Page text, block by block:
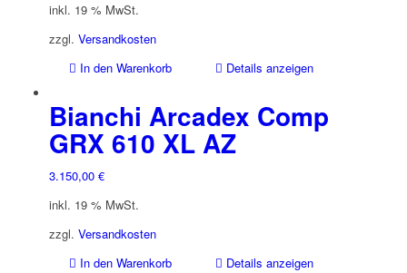
inkl. 19 % MwSt.
zzgl. Versandkosten
In den Warenkorb
Details anzeigen
Bianchi Arcadex Comp
GRX 610 XL AZ
3.150,00 €
inkl. 19 % MwSt.
zzgl. Versandkosten
In den Warenkorb
Details anzeigen